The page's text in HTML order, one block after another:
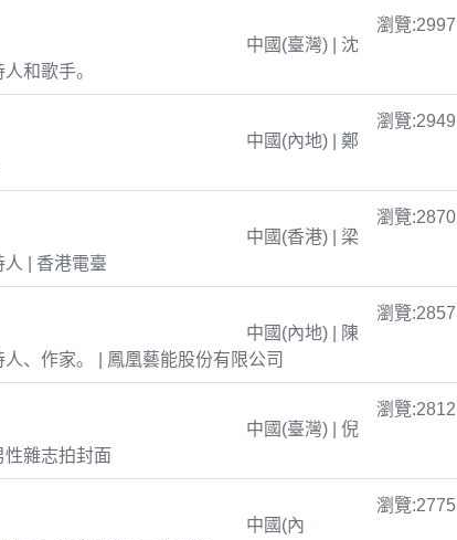
瀏覽:2997
中國(臺灣) | 沈
和歌手。
瀏覽:2949
中國(內地) | 鄭
瀏覽:2870
中國(香港) | 梁
| 香港電臺
瀏覽:2857
中國(內地) | 陳
、作家。 | 鳳凰藝能股份有限公司
瀏覽:2812
中國(臺灣) | 倪
雜志拍封面
瀏覽:2775
中國(內